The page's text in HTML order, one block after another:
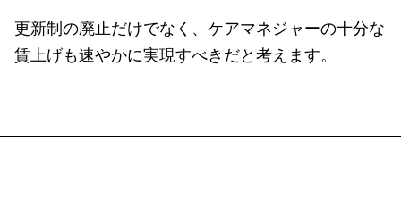
更新制の廃止だけでなく、ケアマネジャーの十分な
賃上げも速やかに実現すべきだと考えます。